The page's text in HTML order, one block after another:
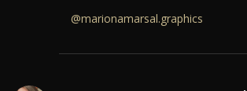
@marionamarsal.graphics